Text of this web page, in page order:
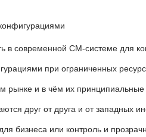
современной CM-системе для
при ограниченных
рынке и в чём их принципиальные
друг от друга и от западных
бизнеса или контроль и